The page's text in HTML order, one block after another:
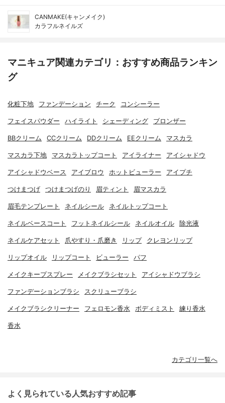
CANMAKE(キャンメイク)
カラフルネイルズ
マニキュア関連カテゴリ：おすすめ商品ランキン
グ
化粧下地 ファンデーション チーク コンシーラー
フェイスパウダー ハイライト シェーディング ブロンザー
BBクリーム CCクリーム DDクリーム EEクリーム マスカラ
マスカラ下地 マスカラトップコート アイライナー アイシャドウ
アイシャドウベース アイブロウ ホットビューラー アイプチ
つけまつげ つけまつげのり 眉ティント 眉マスカラ
眉毛テンプレート ネイルシール ネイルトップコート
ネイルベースコート フットネイルシール ネイルオイル 除光液
ネイルケアセット 爪やすり・爪磨き リップ クレヨンリップ
リップオイル リップコート ビューラー パフ
メイクキープスプレー メイクブラシセット アイシャドウブラシ
ファンデーションブラシ スクリューブラシ
メイクブラシクリーナー フェロモン香水 ボディミスト 練り香水
香水
カテゴリ一覧へ
よく見られている人気おすすめ記事